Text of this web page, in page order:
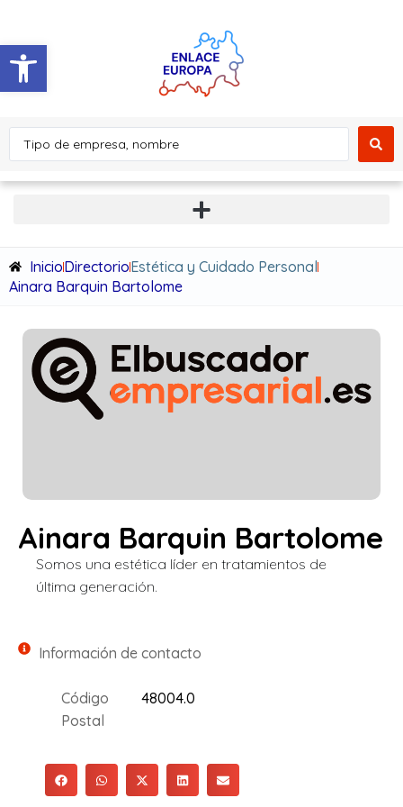
Abrir barra de herramientas
InicioDirectorioEstética y Cuidado Personal
Ainara Barquin Bartolome
Ainara Barquin Bartolome
Somos una estética líder en tratamientos de
última generación.
Información de contacto
Código
Postal
48004.0